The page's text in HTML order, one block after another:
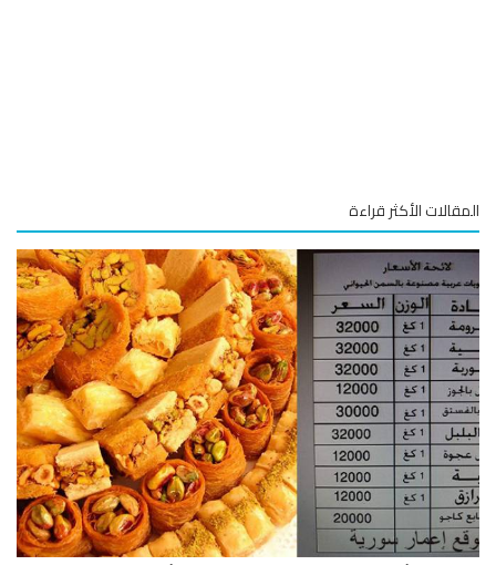
الأكثر قراءة